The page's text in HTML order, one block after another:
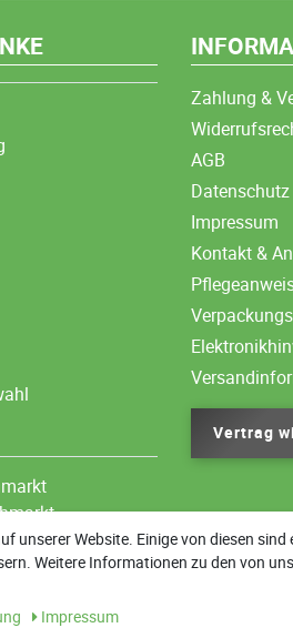
Zahlung &
AGB
Datenschutz
Impressum
Kontakt &
Vertrag
unserer Website. Einige von diesen
Weitere Informationen zu den von
Impressum